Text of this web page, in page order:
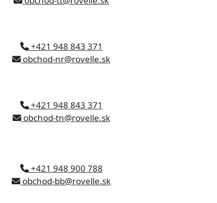
+421 948 843 371
obchod-nr@rovelle.sk
+421 948 843 371
obchod-tn@rovelle.sk
+421 948 900 788
obchod-bb@rovelle.sk